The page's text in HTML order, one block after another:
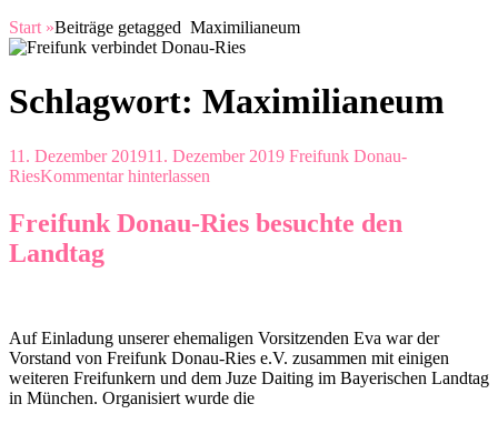
Start »Beiträge getagged Maximilianeum
Schlagwort: Maximilianeum
11. Dezember 201911. Dezember 2019 Freifunk Donau-
RiesKommentar hinterlassen
Freifunk Donau-Ries besuchte den
Landtag
Auf Einladung unserer ehemaligen Vorsitzenden Eva war der
Vorstand von Freifunk Donau-Ries e.V. zusammen mit einigen
weiteren Freifunkern und dem Juze Daiting im Bayerischen Landtag
in München. Organisiert wurde die